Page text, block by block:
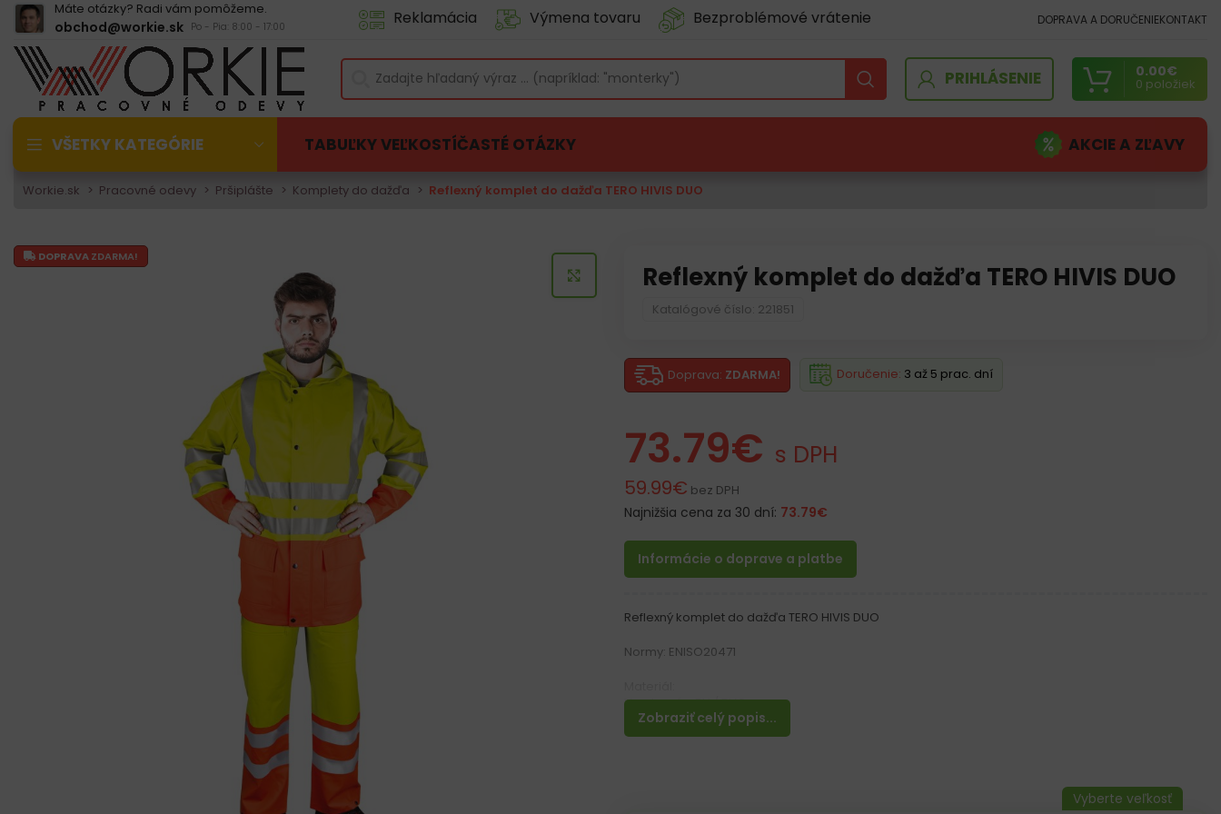
Máte otázky? Radi vám pomôžeme.
obchod@workie.sk Po - Pia: 8:00 - 17:00 Reklamácia Výmena tovaru Bezproblémové vrátenie DOPRAVA A DORUČENIEKONTAKT
PRIHLÁSENIE 0 položiek
0.00€
VŠETKY KATEGÓRIE TABUĽKY VEĽKOSTÍČASTÉ OTÁZKY AKCIE A ZĽAVY
Workie.sk Pracovné odevy Pršiplášte Komplety do dažďa Reflexný komplet do dažďa TERO HIVIS DUO
DOPRAVAZDARMA!
KLIKNITE PRE ZVÄČŠENIE
Reflexný komplet do dažďa TERO HIVIS DUO
Katalógové číslo: 221851
Doprava: ZDARMA! Doručenie: 3 až 5 prac. dní
73.79€ s DPH
59.99€ bez DPH
Najnižšia cena za 30 dní: 73.79€
Informácie o doprave a platbe
Zobraziť celý popis...
Reflexný komplet do dažďa TERO HIVIS DUO
Normy: ENISO20471
Vyrobené z PU / PVC
Polstrovanie z polyesteru